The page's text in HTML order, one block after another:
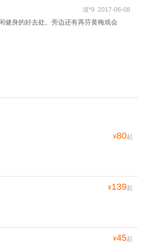
清*9 2017-06-08
健身的好去处。旁边还有再芬黄梅戏会
¥80起
¥139起
¥45起